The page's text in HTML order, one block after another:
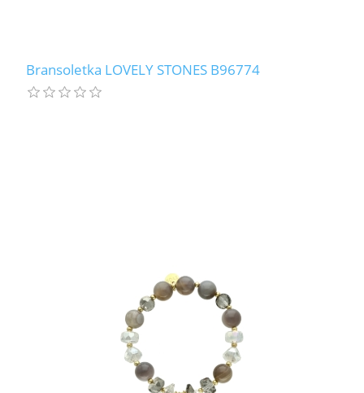
Bransoletka LOVELY STONES B96774